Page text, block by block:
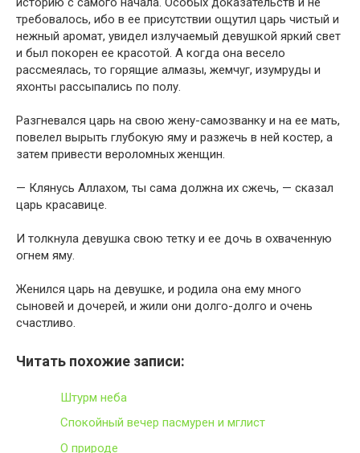
требовалось, ибо в ее присутствии ощутил царь чистый и
нежный аромат, увидел излучаемый девушкой яркий свет
и был покорен ее красотой. А когда она весело
рассмеялась, то горящие алмазы, жемчуг, изумруды и
яхонты рассыпались по полу.
Разгневался царь на свою жену-самозванку и на ее мать,
повелел вырыть глубокую яму и разжечь в ней костер, а
затем привести вероломных женщин.
— Клянусь Аллахом, ты сама должна их сжечь, — сказал
царь красавице.
И толкнула девушка свою тетку и ее дочь в охваченную
огнем яму.
Женился царь на девушке, и родила она ему много
сыновей и дочерей, и жили они долго-долго и очень
счастливо.
Читать похожие записи:
Штурм неба
Спокойный вечер пасмурен и мглист
О природе